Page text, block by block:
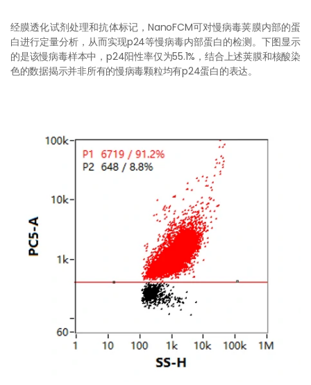
经膜透化试剂处理和抗体标记，NanoFCM可对慢病毒荚膜内部的蛋
白进行定量分析，从而实现p24等慢病毒内部蛋白的检测。下图显示
的是该慢病毒样本中，p24阳性率仅为55.1%，结合上述荚膜和核酸染
色的数据揭示并非所有的慢病毒颗粒均有p24蛋白的表达。